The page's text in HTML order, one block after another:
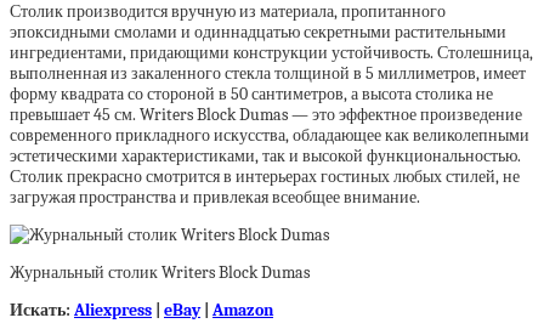
Столик производится вручную из материала, пропитанного
эпоксидными смолами и одиннадцатью секретными растительными
ингредиентами, придающими конструкции устойчивость. Столешница,
выполненная из закаленного стекла толщиной в 5 миллиметров, имеет
форму квадрата со стороной в 50 сантиметров, а высота столика не
превышает 45 см. Writers Block Dumas — это эффектное произведение
современного прикладного искусства, обладающее как великолепными
эстетическими характеристиками, так и высокой функциональностью.
Столик прекрасно смотрится в интерьерах гостиных любых стилей, не
загружая пространства и привлекая всеобщее внимание.
Журнальный столик Writers Block Dumas
Искать: Aliexpress eBay| Amazon